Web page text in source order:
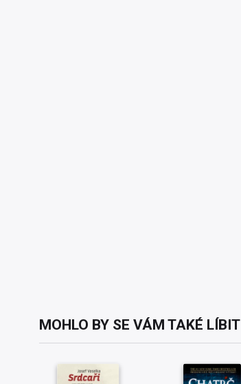
MOHLO BY SE VÁM TAKÉ LÍBIT